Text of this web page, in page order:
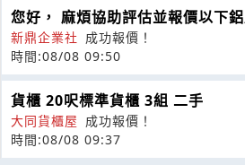
您好， 麻煩協助評估並報價以下鋁
新鼎企業社 成功報價！
時間:08/08 09:50
貨櫃 20呎標準貨櫃 3組 二手
大同貨櫃屋 成功報價！
時間:08/08 09:37